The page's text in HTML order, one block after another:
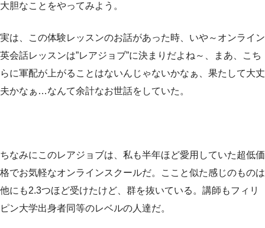
大胆なことをやってみよう。
実は、この体験レッスンのお話があった時、いや～オンライン
英会話レッスンは”レアジョブ”に決まりだよね～、まあ、こち
らに軍配が上がることはないんじゃないかなぁ、果たして大丈
夫かなぁ…なんて余計なお世話をしていた。
ちなみにこのレアジョブは、私も半年ほど愛用していた超低価
格でお気軽なオンラインスクールだ。ここと似た感じのものは
他にも2.3つほど受けたけど、群を抜いている。講師もフィリ
ピン大学出身者同等のレベルの人達だ。